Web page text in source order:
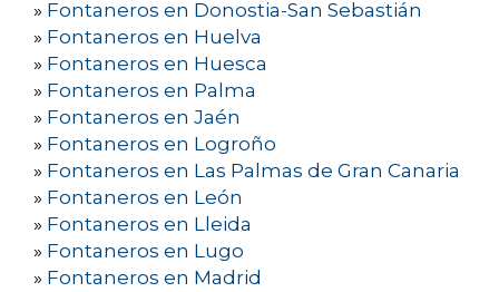
» Fontaneros en Donostia-San Sebastián
» Fontaneros en Huelva
» Fontaneros en Huesca
» Fontaneros en Palma
» Fontaneros en Jaén
» Fontaneros en Logroño
» Fontaneros en Las Palmas de Gran Canaria
» Fontaneros en León
» Fontaneros en Lleida
» Fontaneros en Lugo
» Fontaneros en Madrid